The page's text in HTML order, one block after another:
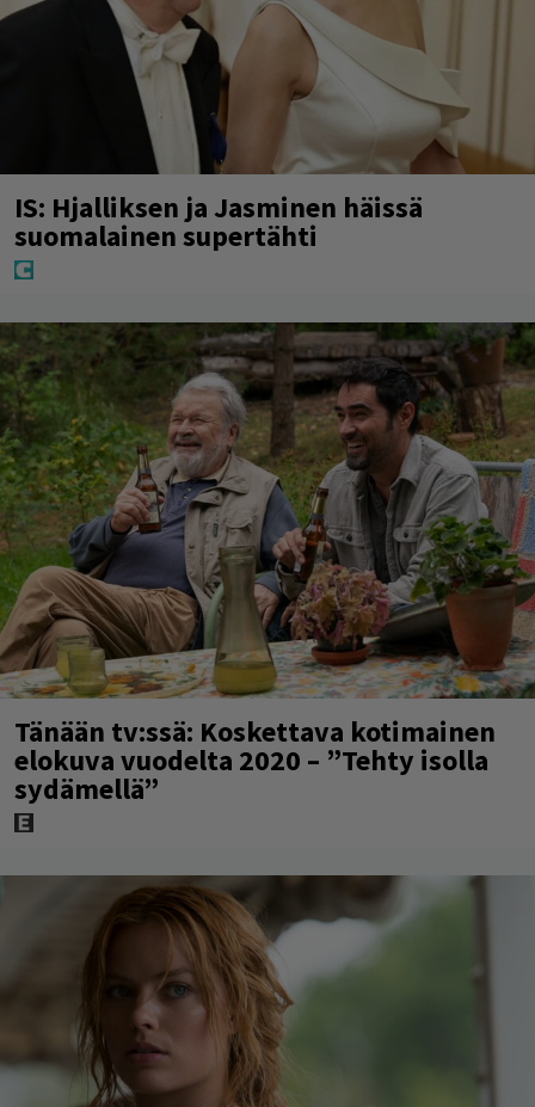
IS: Hjalliksen ja Jasminen häissä
suomalainen supertähti
Tänään tv:ssä: Koskettava kotimainen
elokuva vuodelta 2020 – ”Tehty isolla
sydämellä”